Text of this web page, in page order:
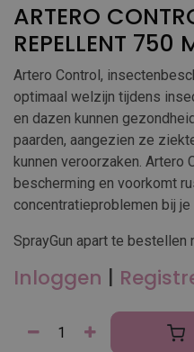
ARTERO
REPELLENT 750
Artero Control,
optimaal welzijn tijdens
en dazen kunnen
paarden, aangezien ze
kunnen veroorzaken. Artero
bescherming en voorkomt
concentratieproblemen bij je
SprayGun apart te bestellen
Inloggen |